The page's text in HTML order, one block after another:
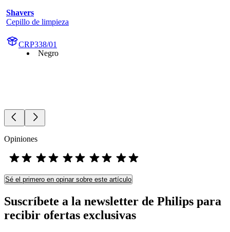
Shavers
Cepillo de limpieza
CRP338/01
Negro
Opiniones
Sé el primero en opinar sobre este artículo
Suscríbete a la newsletter de Philips para
recibir ofertas exclusivas